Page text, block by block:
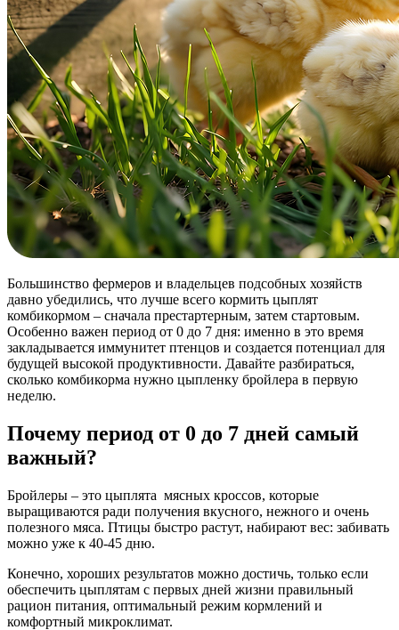
Большинство фермеров и владельцев подсобных хозяйств
давно убедились, что лучше всего кормить цыплят
комбикормом – сначала престартерным, затем стартовым.
Особенно важен период от 0 до 7 дня: именно в это время
закладывается иммунитет птенцов и создается потенциал для
будущей высокой продуктивности. Давайте разбираться,
сколько комбикорма нужно цыпленку бройлера в первую
неделю.
Почему период от 0 до 7 дней самый
важный?
Бройлеры – это цыплята мясных кроссов, которые
выращиваются ради получения вкусного, нежного и очень
полезного мяса. Птицы быстро растут, набирают вес: забивать
можно уже к 40-45 дню.
Конечно, хороших результатов можно достичь, только если
обеспечить цыплятам с первых дней жизни правильный
рацион питания, оптимальный режим кормлений и
комфортный микроклимат.